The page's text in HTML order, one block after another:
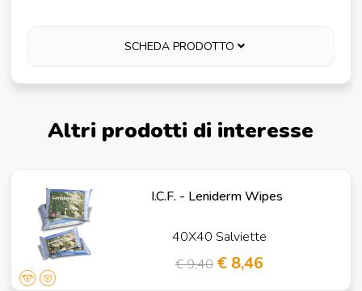
SCHEDA PRODOTTO
Altri prodotti di interesse
I.C.F. - Leniderm Wipes
40X40 Salviette
€ 9,40 € 8,46